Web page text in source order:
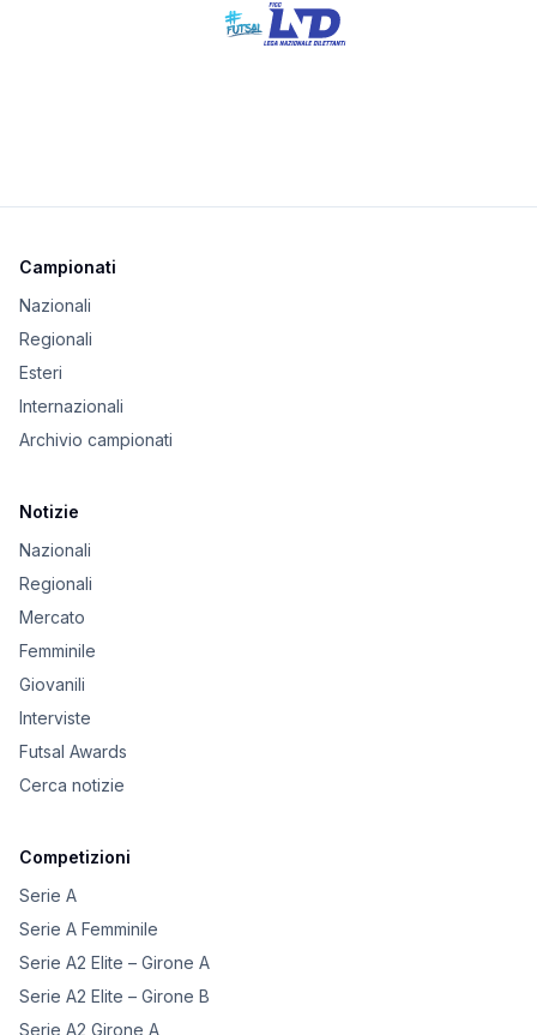
Campionati
Nazionali
Regionali
Esteri
Internazionali
Archivio campionati
Notizie
Nazionali
Regionali
Mercato
Femminile
Giovanili
Interviste
Futsal Awards
Cerca notizie
Competizioni
Serie A
Serie A Femminile
Serie A2 Elite – Girone A
Serie A2 Elite – Girone B
Serie A2 Girone A